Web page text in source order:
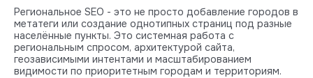
Региональное SEO - это не просто добавление городов в
метатеги или создание однотипных страниц под разные
населённые пункты. Это системная работа с
региональным спросом, архитектурой сайта,
геозависимыми интентами и масштабированием
видимости по приоритетным городам и территориям.